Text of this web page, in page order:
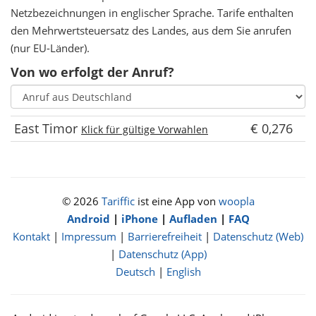
Netzbezeichnungen in englischer Sprache. Tarife enthalten
den Mehrwertsteuersatz des Landes, aus dem Sie anrufen
(nur EU-Länder).
Von wo erfolgt der Anruf?
East Timor Klick für gültige Vorwahlen € 0,276
© 2026 Tarifficist eine App von woopla
Android | iPhone| Aufladen | FAQ
Kontakt | Impressum | Barrierefreiheit | Datenschutz (Web)
| Datenschutz (App)
Deutsch | English